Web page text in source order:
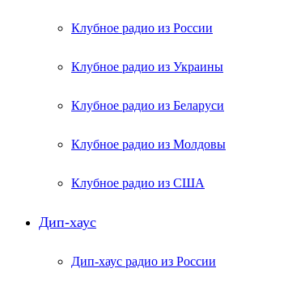
Клубное радио из России
Клубное радио из Украины
Клубное радио из Беларуси
Клубное радио из Молдовы
Клубное радио из США
Дип-хаус
Дип-хаус радио из России